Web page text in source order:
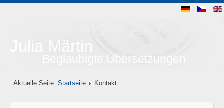
Julia Märtin
Beglaubigte Übersetzungen
Aktuelle Seite: Startseite Kontakt